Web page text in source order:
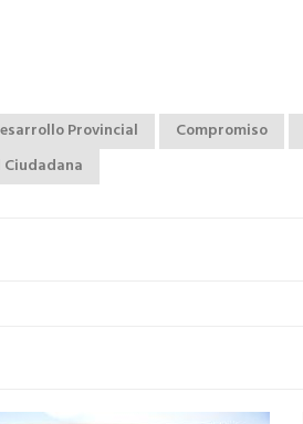
Provincial Compromiso